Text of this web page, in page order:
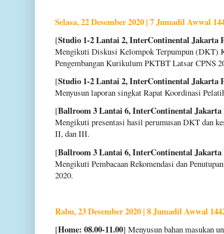
Selasa, 22 Desember 2020 | 7 Jumadil Awwal
[Studio 1-2 Lantai 2, InterContinental Jakarta
Mengikuti Diskusi Kelompok Terpumpun (DKT)
Pengembangan Kurikulum PKTBT Latsar CPNS
[Studio 1-2 Lantai 2, InterContinental Jakarta
Menyusun laporan singkat Rapat Koordinasi
[Ballroom 3 Lantai 6, InterContinental Jakarta
Mengikuti presentasi hasil perumusan DKT dan
II, dan III.
[Ballroom 3 Lantai 6, InterContinental Jakarta
Mengikuti Pembacaan Rekomendasi dan
2020.
Rabu, 23 Desember 2020 | 8 Jumadil Awwal
[Home: 08.00-11.00] Menyusun bahan masukan